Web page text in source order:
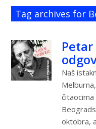
Tag archives for
Naš
oktobra,